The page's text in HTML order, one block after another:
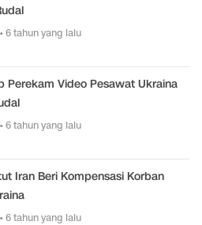
• 6 tahun yang lalu
Perekam Video Pesawat Ukraina
• 6 tahun yang lalu
Iran Beri Kompensasi Korban
• 6 tahun yang lalu